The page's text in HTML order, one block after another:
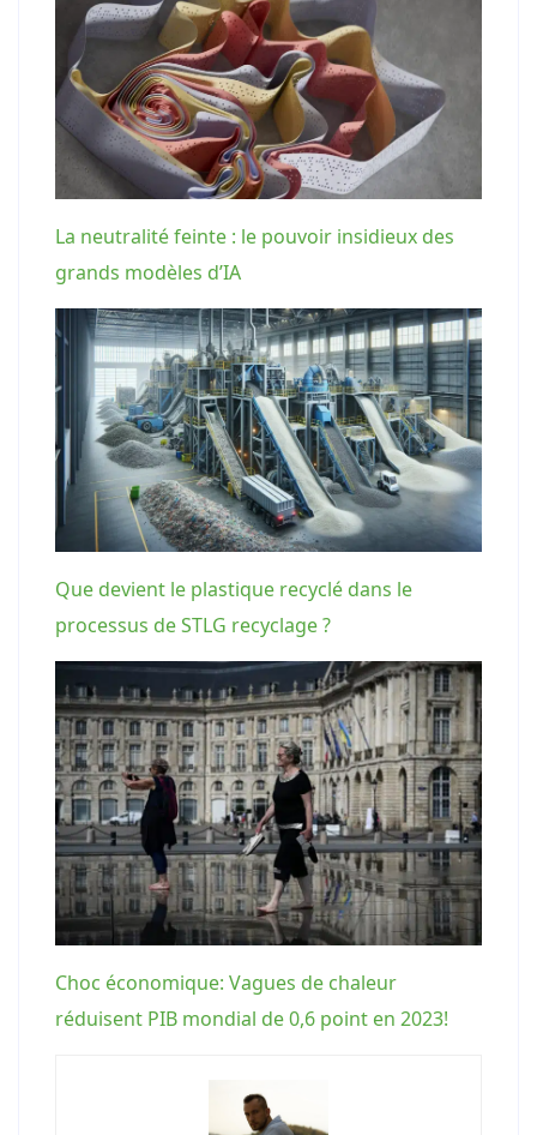
La neutralité feinte : le pouvoir insidieux des
grands modèles d’IA
Que devient le plastique recyclé dans le
processus de STLG recyclage ?
Choc économique: Vagues de chaleur
réduisent PIB mondial de 0,6 point en 2023!